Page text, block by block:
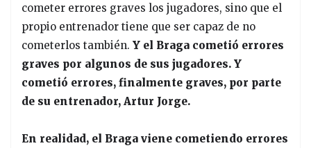
cometer errores graves los jugadores, sino que el
propio entrenador tiene que ser capaz de no
cometerlos también. Y el Braga cometió errores
graves por algunos de sus jugadores. Y
cometió errores, finalmente graves, por parte
de su entrenador, Artur Jorge.
En realidad, el Braga viene cometiendo errores